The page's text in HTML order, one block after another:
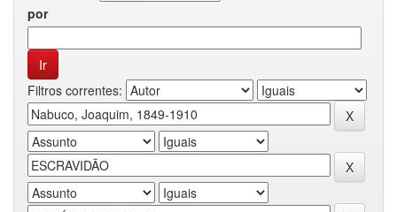
por
Filtros correntes: